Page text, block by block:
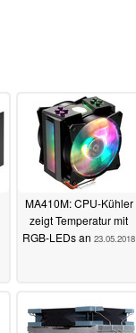
MA410M: CPU-Kühler
zeigt Temperatur mit
RGB-LEDs an 23.05.2018